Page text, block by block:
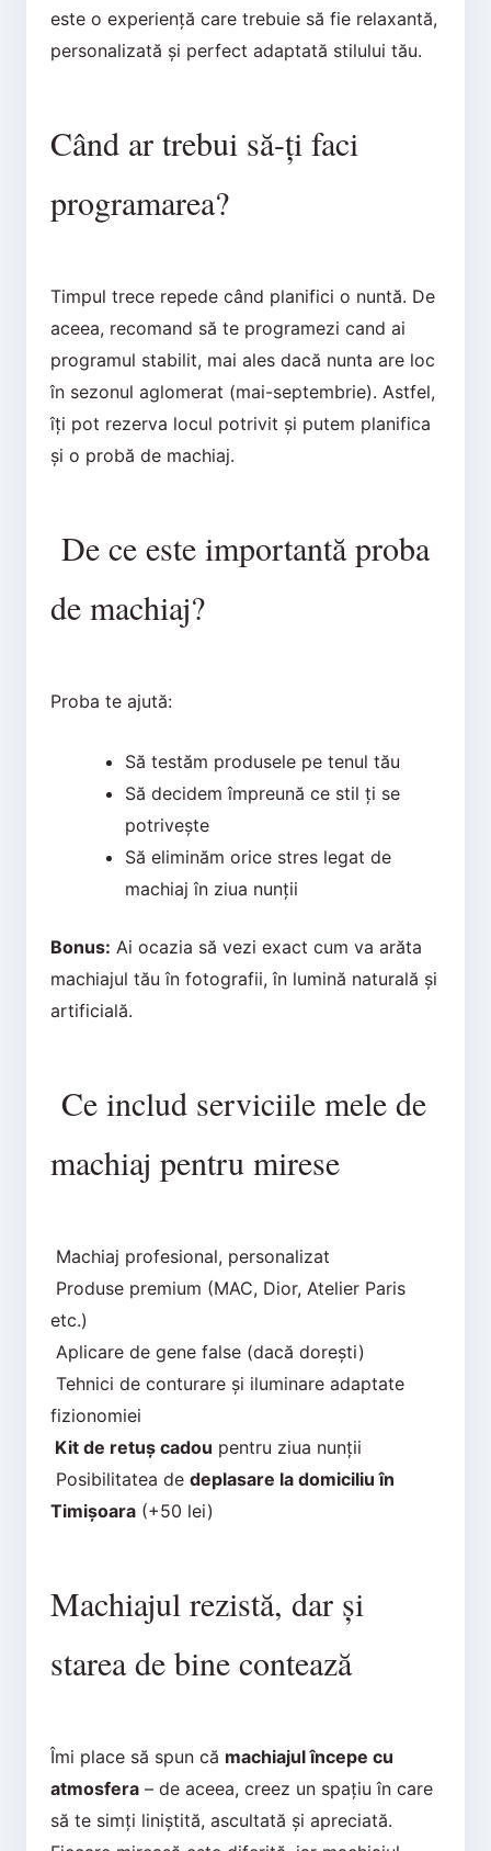
este o experiență care trebuie să fie relaxantă,
personalizată și perfect adaptată stilului tău.
Când ar trebui să-ți faci
programarea?
Timpul trece repede când planifici o nuntă. De
aceea, recomand să te programezi cand ai
programul stabilit, mai ales dacă nunta are loc
în sezonul aglomerat (mai-septembrie). Astfel,
îți pot rezerva locul potrivit și putem planifica
și o probă de machiaj.
De ce este importantă proba
de machiaj?
Proba te ajută:
Să testăm produsele pe tenul tău
Să decidem împreună ce stil ți se
potrivește
Să eliminăm orice stres legat de
machiaj în ziua nunții
Bonus: Ai ocazia să vezi exact cum va arăta
machiajul tău în fotografii, în lumină naturală și
artificială.
Ce includ serviciile mele de
machiaj pentru mirese
Machiaj profesional, personalizat
Produse premium (MAC, Dior, Atelier Paris
etc.)
Aplicare de gene false (dacă dorești)
Tehnici de conturare și iluminare adaptate
fizionomiei
Kit de retuș cadou pentru ziua nunții
Posibilitatea de deplasare la domiciliu în
Timișoara(+50 lei)
Machiajul rezistă, dar și
starea de bine contează
Îmi place să spun că machiajul începe cu
atmosfera– de aceea, creez un spațiu în care
să te simți liniștită, ascultată și apreciată.